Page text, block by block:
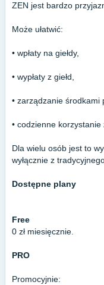
ZEN jest bardzo
Może ułatwić:
• wpłaty na giełdy,
• wypłaty z giełd,
• zarządzanie środkami
• codzienne
Dla wielu osób jest to
wyłącznie z
Dostępne plany
Free
0 zł miesięcznie.
PRO
Promocyjnie: